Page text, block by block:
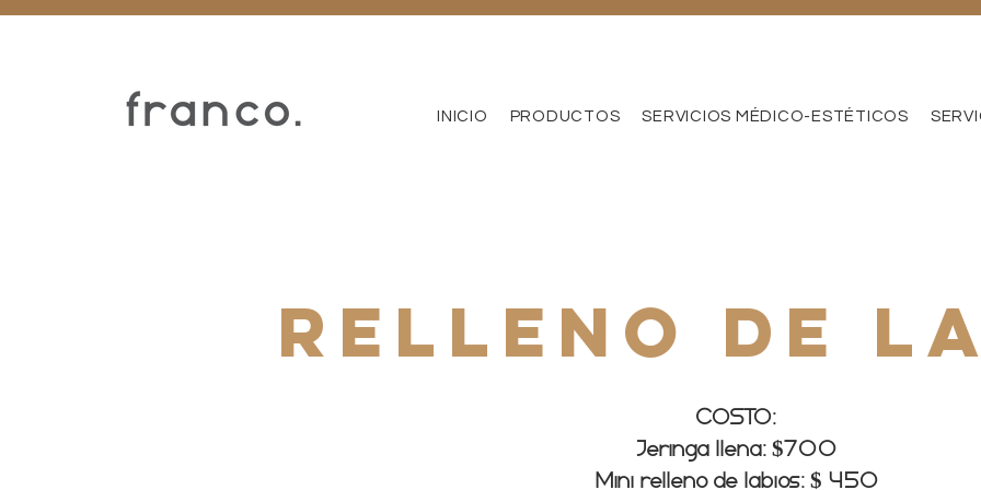
INICIO PRODUCTOS SERVICIOS MÉDICO-ESTÉTICOS
RELLENO DE
COSTO:
Jeringa llena: $700
Mini relleno de labios: $ 450